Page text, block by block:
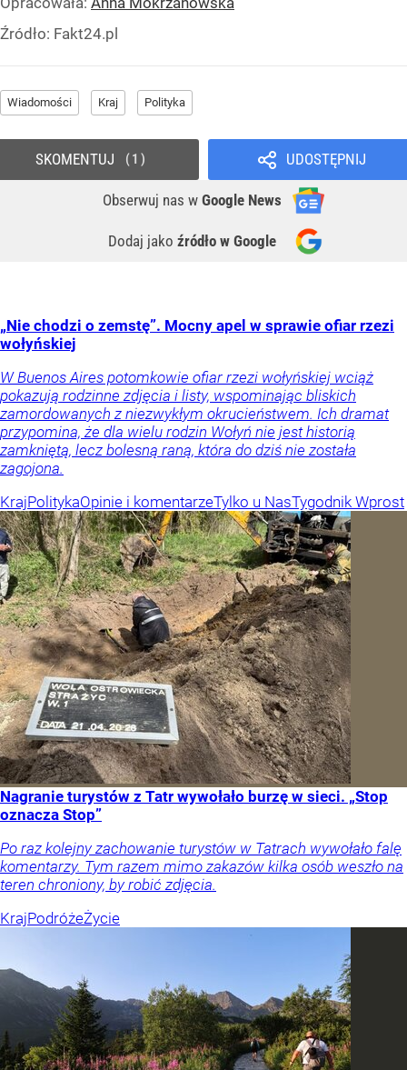
Źródło: Fakt24.pl
Wiadomości Kraj Polityka
UDOSTĘPNIJ
Obserwuj nas w Google News
Dodaj jako źródło w Google
SKOMENTUJ 1
„Nie chodzi o zemstę”. Mocny apel w sprawie ofiar rzezi
wołyńskiej
W Buenos Aires potomkowie ofiar rzezi wołyńskiej wciąż
pokazują rodzinne zdjęcia i listy, wspominając bliskich
zamordowanych z niezwykłym okrucieństwem. Ich dramat
przypomina, że dla wielu rodzin Wołyń nie jest historią
zamkniętą, lecz bolesną raną, która do dziś nie została
zagojona.
KrajPolitykaOpinie i komentarzeTylko u NasTygodnik Wprost
Nagranie turystów z Tatr wywołało burzę w sieci. „Stop
oznacza Stop”
Po raz kolejny zachowanie turystów w Tatrach wywołało falę
komentarzy. Tym razem mimo zakazów kilka osób weszło na
teren chroniony, by robić zdjęcia.
KrajPodróżeŻycie